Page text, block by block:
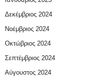
Δεκέμβριος 2024
Νοέμβριος 2024
Οκτώβριος 2024
Σεπτέμβριος 2024
Αύγουστος 2024